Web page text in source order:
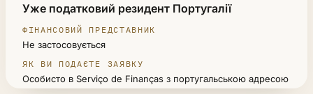
Уже податковий резидент Португалії
Не застосовується
Особисто в Serviço de Finanças з португальською адресою